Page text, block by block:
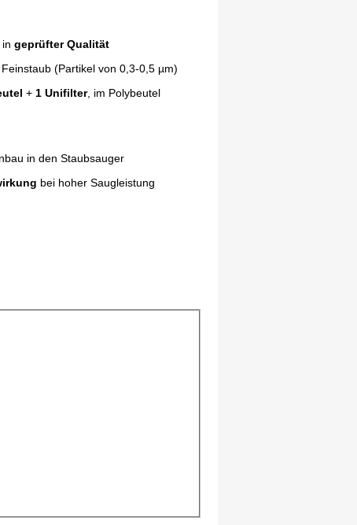
geprüfter Qualität
(Partikel von 0,3-0,5 µm)
+ 1 Unifilter, im Polybeutel
in den Staubsauger
bei hoher Saugleistung